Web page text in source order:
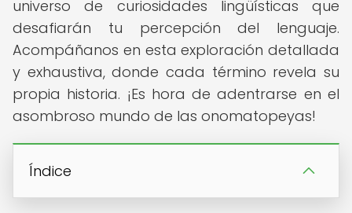
universo de curiosidades lingüísticas que
desafiarán tu percepción del lenguaje.
Acompáñanos en esta exploración detallada
y exhaustiva, donde cada término revela su
propia historia. ¡Es hora de adentrarse en el
asombroso mundo de las onomatopeyas!
Índice